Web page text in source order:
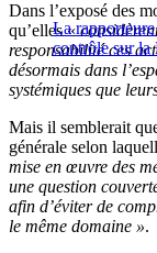
La
contrôle sur la
Dans l’exposé des
qu’elles «
responsabilité ces
désormais dans
systémiques que
Mais il semblerait
générale selon
mise en œuvre des
une question
afin d’éviter de
le même domaine ».